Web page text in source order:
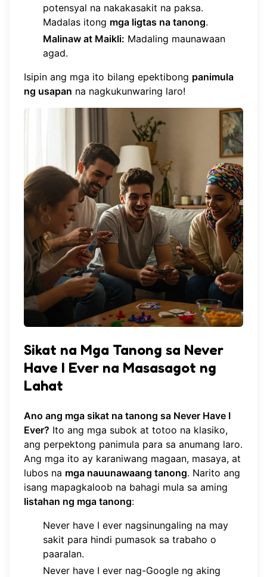
potensyal na nakakasakit na paksa.
Madalas itong mga ligtas na tanong.
Malinaw at Maikli: Madaling maunawaan
agad.
Isipin ang mga ito bilang epektibong panimula
ng usapan na nagkukunwaring laro!
Sikat na Mga Tanong sa Never
Have I Ever na Masasagot ng
Lahat
Ano ang mga sikat na tanong sa Never Have I
Ever? Ito ang mga subok at totoo na klasiko,
ang perpektong panimula para sa anumang laro.
Ang mga ito ay karaniwang magaan, masaya, at
lubos na mga nauunawaang tanong. Narito ang
isang mapagkaloob na bahagi mula sa aming
listahan ng mga tanong:
Never have I ever nagsinungaling na may
sakit para hindi pumasok sa trabaho o
paaralan.
Never have I ever nag-Google ng aking